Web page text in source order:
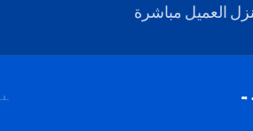
العميل مباشرة